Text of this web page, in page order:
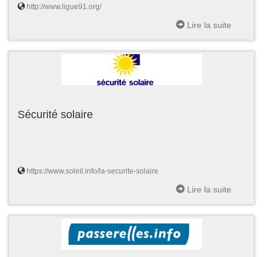
http://www.ligue91.org/
Lire la suite
Sécurité solaire
https://www.soleil.info/la-securite-solaire
Lire la suite